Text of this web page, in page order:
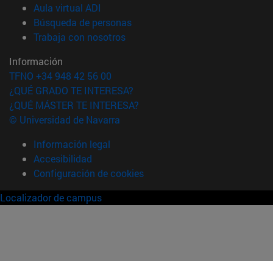
Aula virtual ADI
Búsqueda de personas(abre en nueva ventana)
Trabaja con nosotros(abre en nueva ventana)
Información
TFNO +34 948 42 56 00
¿QUÉ GRADO TE INTERESA?
¿QUÉ MÁSTER TE INTERESA?
© Universidad de Navarra
Información legal
Accesibilidad
Configuración de cookies
Localizador de campus